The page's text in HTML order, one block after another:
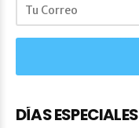
DÍAS ESPECIALES